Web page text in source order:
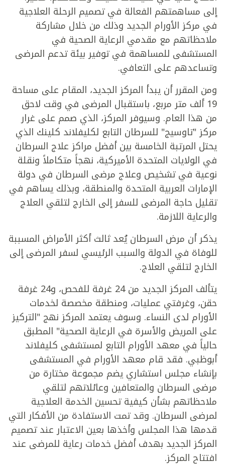
إلى مساهمتهم الفعالة في تصميم الرحلة العلاجية
في مركز الأورام الجديد وذلك من خلال مشاركة
ملاحظاتهم مع مقدمي الرعاية الصحية في
المستشفى للمساهمة في توفير بيئة تدعم المرضى
وتساعدهم على التعافي.
ومن المقرر أن يبدأ المركز الجديد، المقام على مساحة
19 ألف متر مربع، باستقبال المرضى في وقت لاحق
من هذا العام. وسيوفر المركز، الذي صمم على غرار
مركز "تاوسيج" للسرطان التابع لكليفلاند كلينك الذي
يحتل المرتبة الخامسة بين أفضل مراكز علاج السرطان
في الولايات المتحدة الأميركية، نهجاً متكاملاً ونقلة
نوعية في تشخيص وعلاج مرضى السرطان في دولة
الإمارات العربية المتحدة والمنطقة، وبذلك يساهم في
تقليل حاجة المرضى للسفر إلى الخارج لتلقي العلاج
والرعاية اللازمة.
يذكر أن مرض السرطان يُعد ثالث أكثر الأمراض المسببة
للوفاة في الدولة والسبب الرئيسي لسفر المرضى إلى
الخارج لتلقي العلاج.
يتألف المركز الجديد من 24 غرفة للفحص، و24 غرفة
حقن، وغرفتي عمليات، ومنطقة مخصصة لخدمات
الأورام لدى النساء. وسوف يعتمد المركز نهج "التركيز
على المريض والأسرة في الرعاية الصحية" المطبق
حالياً في معهد الأورام التابع لمستشفى كليفلاند
أبوظبي. فقد قام معهد الأورام في المستشفى
بإنشاء مجلس استشاري يضم مجموعة مختارة من
مرضى السرطان والمتعافين وعائلاتهم لتلقي
ملاحظاتهم بشأن كيفية تحسين الخدمة العلاجية
لمرضى السرطان. وقد تمت الاستفادة من الأفكار التي
قدمها هذا المجلس وأخذها بعين الاعتبار عند تصميم
المركز الجديد بهدف أفضل خدمات رعاية للمرضى عند
افتتاح المركز.